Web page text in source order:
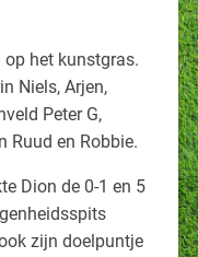
het kunstgras.
Niels, Arjen,
Peter G,
Ruud en Robbie.
Dion de 0-1 en 5
zijn doelpuntje